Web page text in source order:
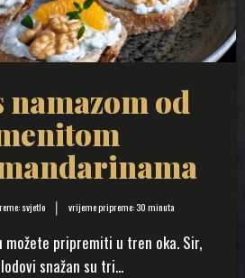
namazom od
svjetlo vrijeme pripreme: 30 minuta
pripremiti u tren oka. Sir,
snažan su tri...